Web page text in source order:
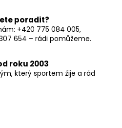
poradit?
+420 775 084 005,
654 – rádi pomůžeme.
roku 2003
který sportem žije a rád